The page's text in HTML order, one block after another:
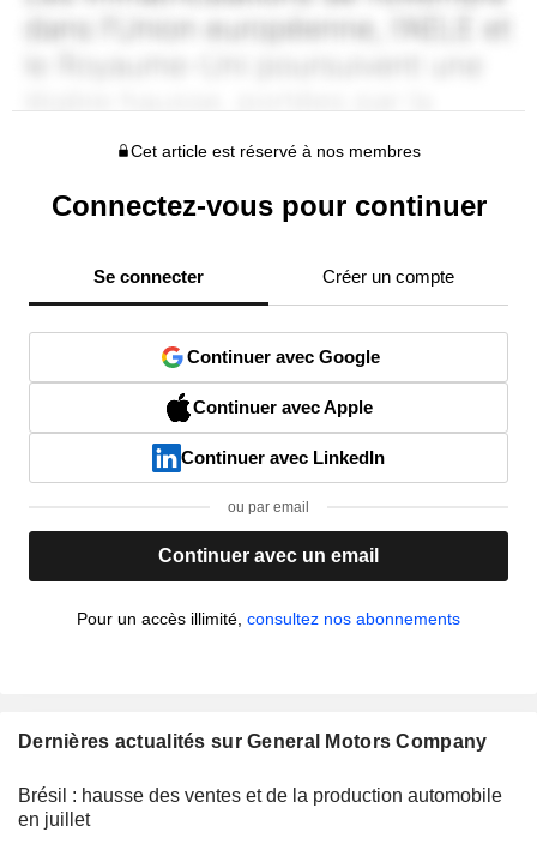
Cet article est réservé à nos membres
Connectez-vous pour continuer
Se connecter Créer un compte
Continuer avec Google
Continuer avec Apple
Continuer avec LinkedIn
ou par email
Continuer avec un email
Pour un accès illimité, consultez nos abonnements
Dernières actualités sur General Motors Company
Brésil : hausse des ventes et de la production automobile
en juillet